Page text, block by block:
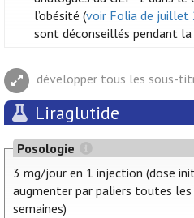
l’obésité (voir Folia de juillet
sont déconseillés pendant la
développer tous les sous-
Liraglutide
Posologie
3 mg/jour en 1 injection (dose
augmenter par paliers toutes
semaines)